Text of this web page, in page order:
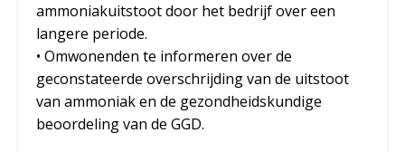
ammoniakuitstoot door het bedrijf over een
langere periode.
• Omwonenden te informeren over de
geconstateerde overschrijding van de uitstoot
van ammoniak en de gezondheidskundige
beoordeling van de GGD.